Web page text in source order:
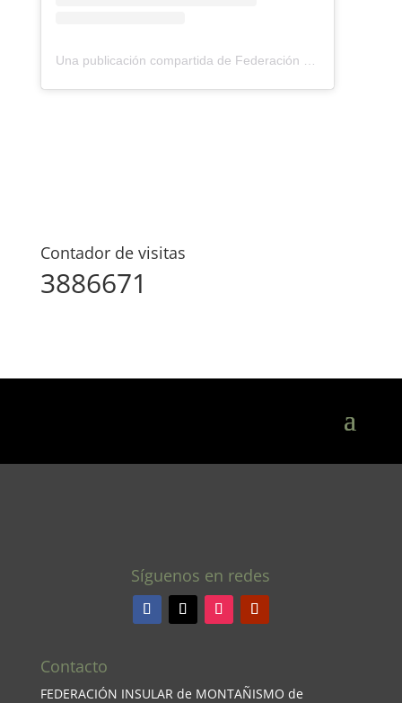
Una publicación compartida de Federación Montañismo Tenerife (@federacion_montanismo_tenerife)
Contador de visitas
3886671
Síguenos en redes
Contacto
FEDERACIÓN INSULAR de MONTAÑISMO de